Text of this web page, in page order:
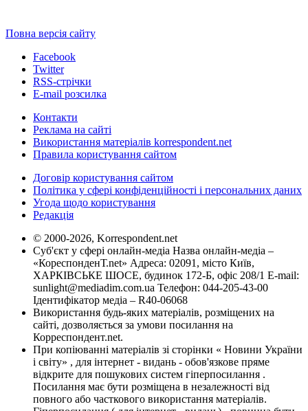
Повна версія сайту
Facebook
Twitter
RSS-стрічки
E-mail розсилка
Контакти
Реклама на сайті
Використання матеріалів korrespondent.net
Правила користування сайтом
Договір користування сайтом
Політика у сфері конфіденційності і персональних даних
Угода щодо користування
Редакція
© 2000-2026, Korrespondent.net
Суб'єкт у сфері онлайн-медіа Назва онлайн-медіа –
«КореспонденТ.net» Адреса: 02091, місто Київ,
ХАРКІВСЬКЕ ШОСЕ, будинок 172-Б, офіс 208/1 E-mail:
sunlight@mediadim.com.ua Телефон: 044-205-43-00
Ідентифікатор медіа – R40-06068
Використання будь-яких матеріалів, розміщених на
сайті, дозволяється за умови посилання на
Корреспондент.net.
При копіюванні матеріалів зі сторінки « Новини України
і світу» , для інтернет - видань - обов'язкове пряме
відкрите для пошукових систем гіперпосилання .
Посилання має бути розміщена в незалежності від
повного або часткового використання матеріалів.